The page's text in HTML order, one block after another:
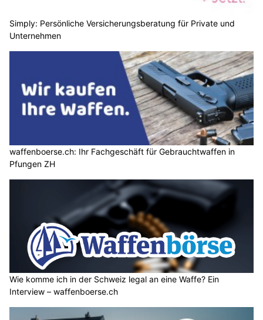
Simply: Persönliche Versicherungsberatung für Private und
Unternehmen
waffenboerse.ch: Ihr Fachgeschäft für Gebrauchtwaffen in
Pfungen ZH
Wie komme ich in der Schweiz legal an eine Waffe? Ein
Interview – waffenboerse.ch